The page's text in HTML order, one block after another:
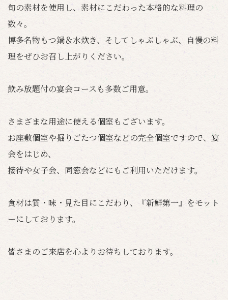
旬の素材を使用し、素材にこだわった本格的な料理の
数々。
博多名物もつ鍋＆水炊き、そしてしゃぶしゃぶ、自慢の料
理をぜひお召し上がりください。
飲み放題付の宴会コースも多数ご用意。
さまざまな用途に使える個室もございます。
お座敷個室や掘りごたつ個室などの完全個室ですので、宴
会をはじめ、
接待や女子会、同窓会などにもご利用いただけます。
食材は質・味・見た目にこだわり、『新鮮第一』をモット
ーにしております。
皆さまのご来店を心よりお待ちしております。